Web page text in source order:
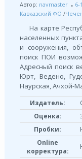
Автор: navmaster 6-
Кавказский ФО /
На карте
населенных
и сооружения,
поиск ПОИ
Адресный поиск
Юрт, Ведено,
Наурская, Ачхой-
Издатель:
Оценка:
Пробки:
Online
корректура: